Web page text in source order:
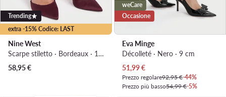
extra -15% Codice: LAST
Trending
Nine West
Scarpe stiletto · Bordeaux · 10 cm
58,95€
weCare
Occasione
Eva Minge
Décolleté · Nero · 9 cm
Prezzo attuale
51,99€
Prezzo regolare92,95 €-44%
Prezzo più basso54,99 €-5%